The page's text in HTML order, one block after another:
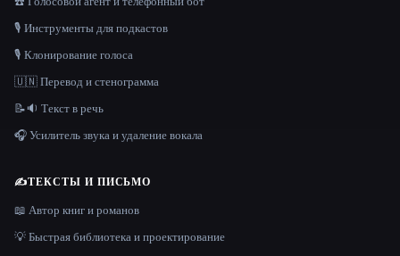
🎙️ Инструменты для подкастов
🎙️ Клонирование голоса
🇺🇳 Перевод и стенограмма
📝🔉 Текст в речь
🎧 Усилитель звука и удаление вокала
✍️ТЕКСТЫ И ПИСЬМО
📖 Автор книг и романов
💡 Быстрая библиотека и проектирование